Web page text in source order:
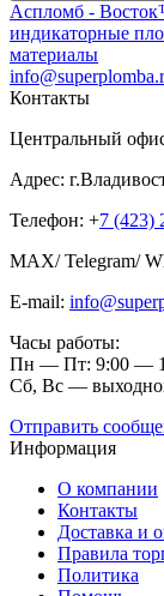
Аспломб -
индикаторные
материалы
Контакты
Центральный
Адрес:
Телефон: +7 (423)
MAX/ Telegram/
E-mail:
Часы работы:
Пн — Пт: 9:00 —
Сб, Вc —
Отправить
Информация
О компании
Контакты
Доставка и
Правила
Политика